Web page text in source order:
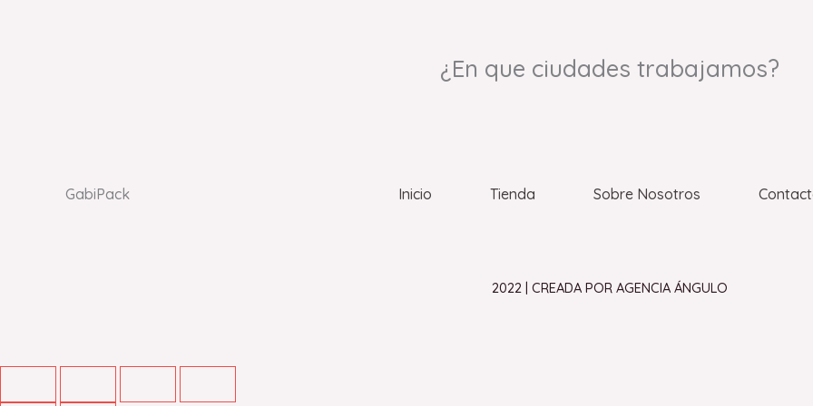
¿En que ciudades trabajamos?
GabiPack Inicio Tienda Sobre Nosotros
2022 | CREADA POR AGENCIA ÁNGULO